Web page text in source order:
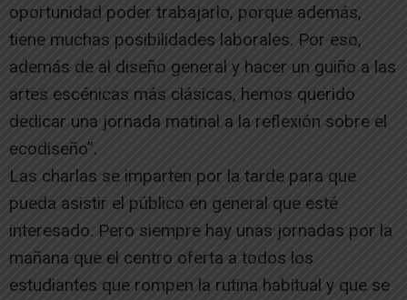
oportunidad poder trabajarlo, porque además,
tiene muchas posibilidades laborales. Por eso,
además de al diseño general y hacer un guiño a las
artes escénicas más clásicas, hemos querido
dedicar una jornada matinal a la reflexión sobre el
ecodiseño”.
Las charlas se imparten por la tarde para que
pueda asistir el público en general que esté
interesado. Pero siempre hay unas jornadas por la
mañana que el centro oferta a todos los
estudiantes que rompen la rutina habitual y que se